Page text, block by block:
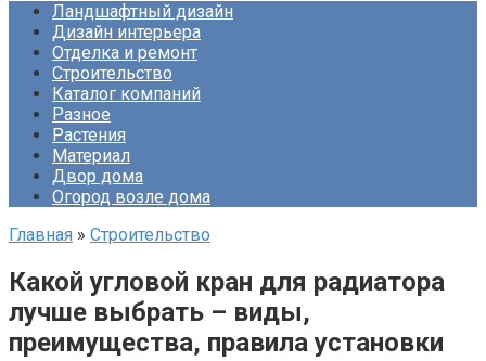
Ландшафтный дизайн
Дизайн интерьера
Отделка и ремонт
Строительство
Каталог компаний
Разное
Растения
Материал
Двор дома
Огород возле дома
Главная » Строительство
Какой угловой кран для радиатора
лучше выбрать – виды,
преимущества, правила установки